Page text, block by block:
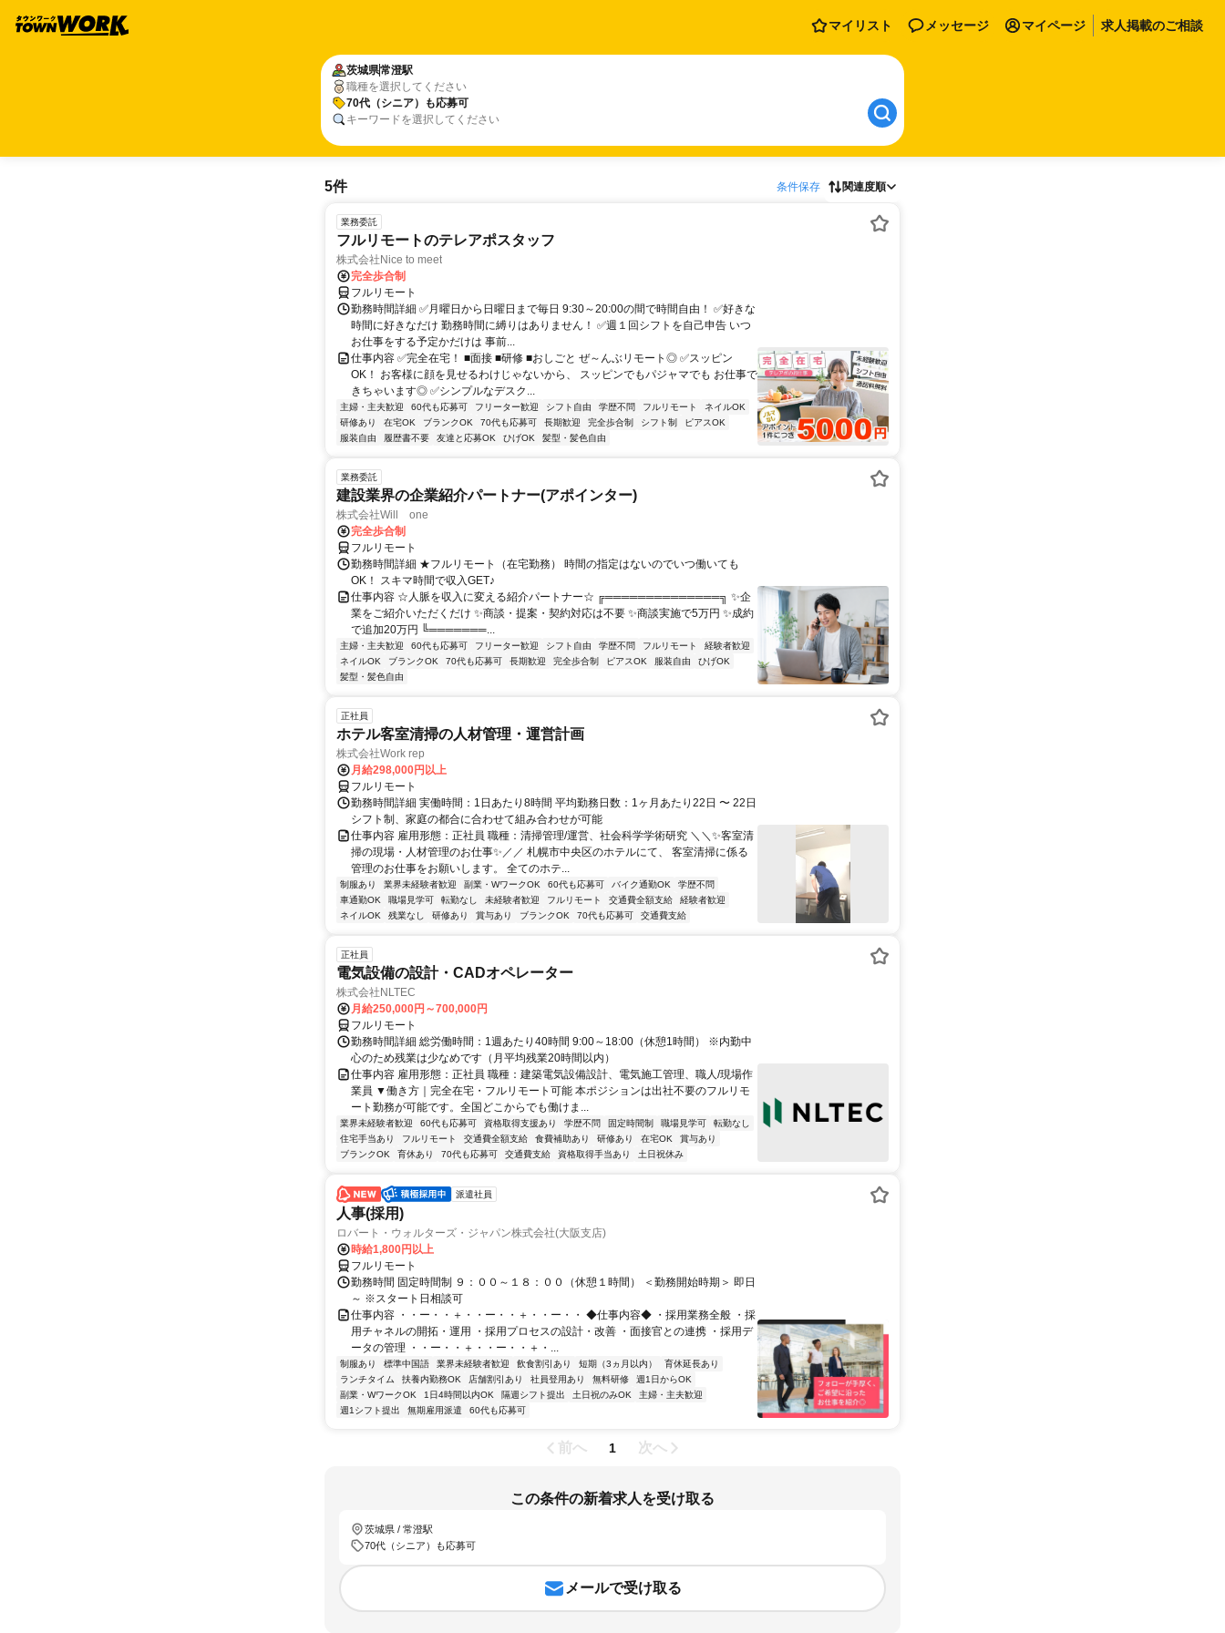
マイリスト メッセージ マイページ 求人掲載のご相談
茨城県常澄駅
職種を選択してください
70代（シニア）も応募可
キーワードを選択してください
5件 条件保存 関連度順
業務委託
フルリモートのテレアポスタッフ
株式会社Nice to meet
完全歩合制
フルリモート
勤務時間詳細 ✅月曜日から日曜日まで毎日 9:30～20:00の間で時間自由！ ✅好きな
時間に好きなだけ 勤務時間に縛りはありません！ ✅週１回シフトを自己申告 いつ
お仕事をする予定かだけは 事前...
仕事内容 ✅完全在宅！ ■面接 ■研修 ■おしごと ぜ～んぶリモート◎ ✅スッピン
OK！ お客様に顔を見せるわけじゃないから、 スッピンでもパジャマでも お仕事で
きちゃいます◎ ✅シンプルなデスク...
主婦・主夫歓迎 60代も応募可 フリーター歓迎 シフト自由 学歴不問 フルリモート
ネイルOK
研修あり
在宅OK ブランクOK 70代も応募可 長期歓迎 完全歩合制 シフト制
ピアスOK
服装自由
履歴書不要 友達と応募OK ひげOK 髪型・髪色自由
業務委託
建設業界の企業紹介パートナー(アポインター)
株式会社Will one
完全歩合制
フルリモート
勤務時間詳細 ★フルリモート（在宅勤務） 時間の指定はないのでいつ働いても
OK！ スキマ時間で収入GET♪
仕事内容 ☆人脈を収入に変える紹介パートナー☆ ╔══════════════╗ ✨企
業をご紹介いただくだけ ✨商談・提案・契約対応は不要 ✨商談実施で5万円 ✨成約
で追加20万円 ╚═══════...
主婦・主夫歓迎 60代も応募可 フリーター歓迎 シフト自由 学歴不問 フルリモート
経験者歓迎
ネイルOK
ブランクOK 70代も応募可 長期歓迎 完全歩合制 ピアスOK 服装自由
ひげOK
髪型・髪色自由
正社員
ホテル客室清掃の人材管理・運営計画
株式会社Work rep
月給298,000円以上
フルリモート
勤務時間詳細 実働時間：1日あたり8時間 平均勤務日数：1ヶ月あたり22日 〜 22日
シフト制、家庭の都合に合わせて組み合わせが可能
仕事内容 雇用形態：正社員 職種：清掃管理/運営、社会科学学術研究 ＼＼✨客室清
掃の現場・人材管理のお仕事✨／／ 札幌市中央区のホテルにて、 客室清掃に係る
管理のお仕事をお願いします。 全てのホテ...
制服あり 業界未経験者歓迎 副業・WワークOK 60代も応募可 バイク通勤OK
学歴不問
車通勤OK
職場見学可 転勤なし 未経験者歓迎 フルリモート 交通費全額支給
経験者歓迎
ネイルOK
残業なし 研修あり 賞与あり ブランクOK 70代も応募可 交通費支給
正社員
電気設備の設計・CADオペレーター
株式会社NLTEC
月給250,000円～700,000円
フルリモート
勤務時間詳細 総労働時間：1週あたり40時間 9:00～18:00（休憩1時間） ※内勤中
心のため残業は少なめです（月平均残業20時間以内）
仕事内容 雇用形態：正社員 職種：建築電気設備設計、電気施工管理、職人/現場作
業員 ▼働き方｜完全在宅・フルリモート可能 本ポジションは出社不要のフルリモ
ート勤務が可能です。全国どこからでも働けま...
業界未経験者歓迎 60代も応募可 資格取得支援あり 学歴不問 固定時間制 職場見学可
転勤なし
住宅手当あり
フルリモート 交通費全額支給 食費補助あり 研修あり 在宅OK
賞与あり
ブランクOK
育休あり 70代も応募可 交通費支給 資格取得手当あり 土日祝休み
派遣社員
人事(採用)
ロバート・ウォルターズ・ジャパン株式会社(大阪支店)
時給1,800円以上
フルリモート
勤務時間 固定時間制 ９：００～１８：００（休憩１時間） ＜勤務開始時期＞ 即日
～ ※スタート日相談可
仕事内容 ・・ー・・＋・・ー・・＋・・ー・・ ◆仕事内容◆ ・採用業務全般 ・採
用チャネルの開拓・運用 ・採用プロセスの設計・改善 ・面接官との連携 ・採用デ
ータの管理 ・・ー・・＋・・ー・・＋・...
制服あり 標準中国語 業界未経験者歓迎 飲食割引あり 短期（3ヵ月以内）
育休延長あり
ランチタイム
扶養内勤務OK 店舗割引あり 社員登用あり 無料研修
週1日からOK
副業・WワークOK
1日4時間以内OK 隔週シフト提出 土日祝のみOK
主婦・主夫歓迎
週1シフト提出
無期雇用派遣 60代も応募可
前へ 1 次へ
この条件の新着求人を受け取る
茨城県 / 常澄駅
70代（シニア）も応募可
メールで受け取る